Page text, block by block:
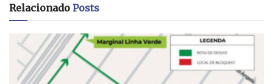
Relacionado Posts